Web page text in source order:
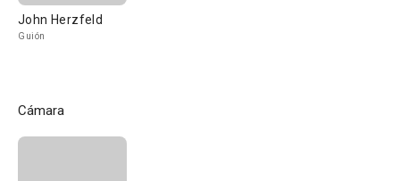
John Herzfeld
Guión
Cámara